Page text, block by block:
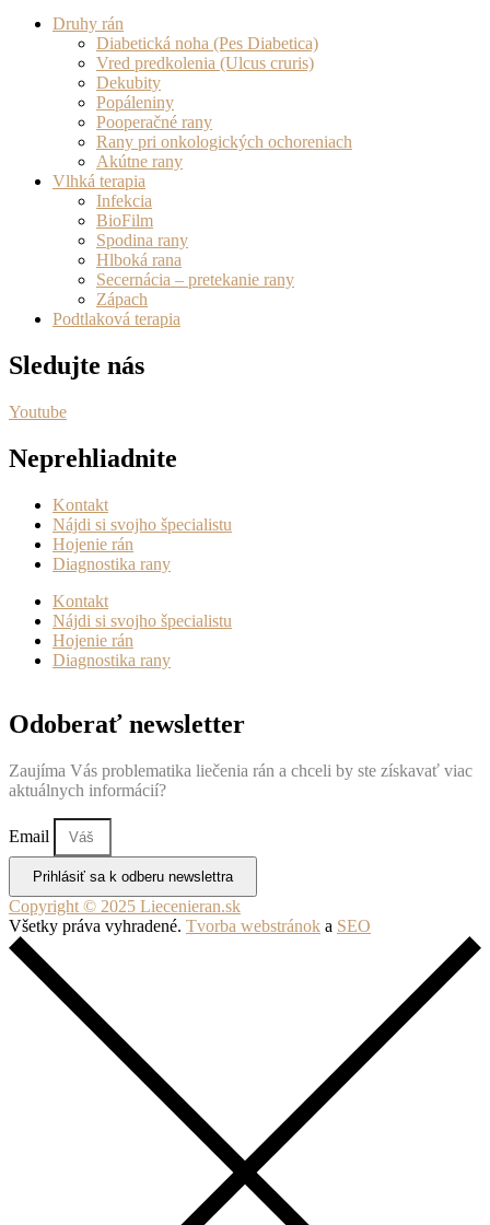
Druhy rán
Diabetická noha (Pes Diabetica)
Vred predkolenia (Ulcus cruris)
Dekubity
Popáleniny
Pooperačné rany
Rany pri onkologických ochoreniach
Akútne rany
Vlhká terapia
Infekcia
BioFilm
Spodina rany
Hlboká rana
Secernácia – pretekanie rany
Zápach
Podtlaková terapia
Sledujte nás
Youtube
Neprehliadnite
Kontakt
Nájdi si svojho špecialistu
Hojenie rán
Diagnostika rany
Kontakt
Nájdi si svojho špecialistu
Hojenie rán
Diagnostika rany
Odoberať newsletter
Zaujíma Vás problematika liečenia rán a chceli by ste získavať viac
aktuálnych informácií?
Email
Prihlásiť sa k odberu newslettra
Copyright © 2025 Liecenieran.sk
Všetky práva vyhradené. Tvorba webstránok a SEO